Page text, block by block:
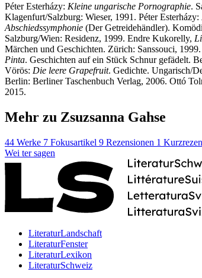
Péter Esterházy: Kleine ungarische Pornographie.
Klagenfurt/Salzburg: Wieser, 1991. Péter Esterházy:
Abschiedssymphonie (Der Getreidehändler).
Salzburg/Wien: Residenz, 1999. Endre Kukorelly,
Märchen und Geschichten. Zürich: Sanssouci, 1999.
Pinta. Geschichten auf ein Stück Schnur gefädelt.
Vörös: Die leere Grapefruit. Gedichte. Ungarisch/
Berlin: Berliner Taschenbuch Verlag, 2006. Ottó
2015.
Mehr zu Zsuzsanna Gahse
44 Werke 7 Fokusartikel 9 Rezensionen 1
Wei ter sagen
LiteraturLandschaft
LiteraturFenster
LiteraturLexikon
LiteraturSchweiz